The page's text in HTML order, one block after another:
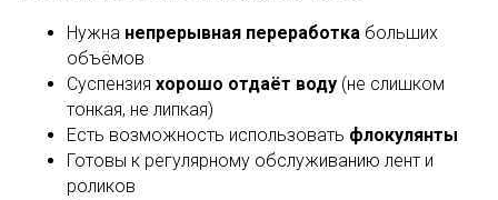
Нужна непрерывная переработка больших
объёмов
Суспензия хорошо отдаёт воду (не слишком
тонкая, не липкая)
Есть возможность использовать флокулянты
Готовы к регулярному обслуживанию лент и
роликов